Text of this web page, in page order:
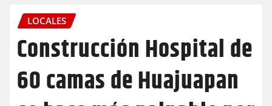
LOCALES
Construcción Hospital de
60 camas de Huajuapan